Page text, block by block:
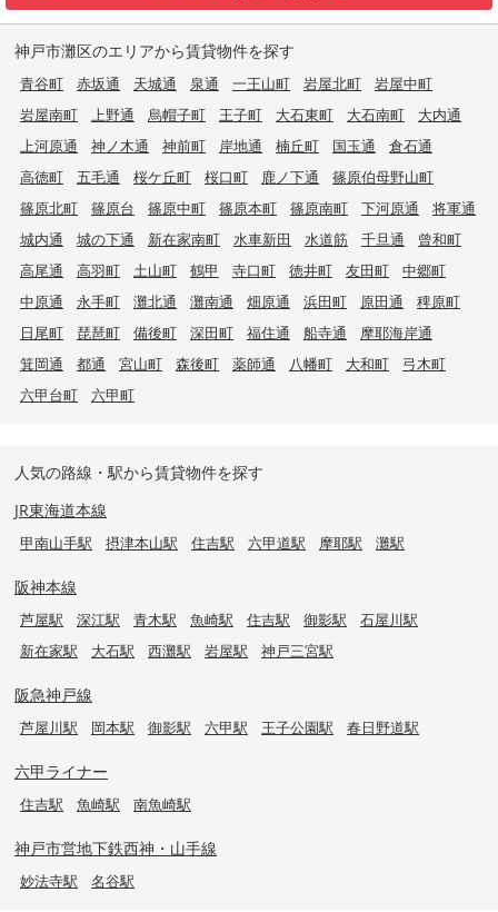
神戸市灘区のエリアから賃貸物件を探す
青谷町 赤坂通 天城通 泉通 一王山町 岩屋北町
岩屋中町
岩屋南町
上野通 烏帽子町 王子町 大石東町 大石南町
大内通
上河原通
神ノ木通 神前町 岸地通 楠丘町 国玉通
倉石通
高徳町
五毛通 桜ケ丘町 桜口町 鹿ノ下通
篠原伯母野山町
篠原北町
篠原台 篠原中町 篠原本町 篠原南町 下河原通
将軍通
城内通
城の下通 新在家南町 水車新田 水道筋 千旦通
曾和町
高尾通
高羽町 土山町 鶴甲 寺口町 徳井町 友田町
中郷町
中原通
永手町 灘北通 灘南通 畑原通 浜田町 原田通
稗原町
日尾町
琵琶町 備後町 深田町 福住通 船寺通
摩耶海岸通
箕岡通
都通 宮山町 森後町 薬師通 八幡町 大和町
弓木町
六甲台町
六甲町
人気の路線・駅から賃貸物件を探す
JR東海道本線
甲南山手駅 摂津本山駅 住吉駅 六甲道駅 摩耶駅 灘駅
阪神本線
芦屋駅 深江駅 青木駅 魚崎駅 住吉駅 御影駅
石屋川駅
新在家駅
大石駅 西灘駅 岩屋駅 神戸三宮駅
阪急神戸線
芦屋川駅 岡本駅 御影駅 六甲駅 王子公園駅 春日野道駅
六甲ライナー
住吉駅 魚崎駅 南魚崎駅
神戸市営地下鉄西神・山手線
妙法寺駅 名谷駅